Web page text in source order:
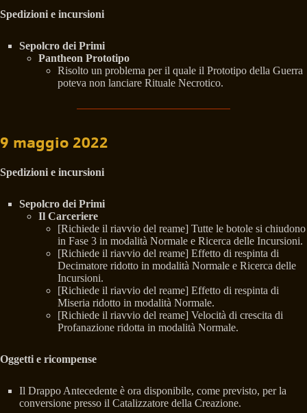
Spedizioni e incursioni
Sepolcro dei Primi
Pantheon Prototipo
Risolto un problema per il quale il Prototipo della Guerra
poteva non lanciare Rituale Necrotico.
9 maggio 2022
Spedizioni e incursioni
Sepolcro dei Primi
Il Carceriere
[Richiede il riavvio del reame] Tutte le botole si chiudono
in Fase 3 in modalità Normale e Ricerca delle Incursioni.
[Richiede il riavvio del reame] Effetto di respinta di
Decimatore ridotto in modalità Normale e Ricerca delle
Incursioni.
[Richiede il riavvio del reame] Effetto di respinta di
Miseria ridotto in modalità Normale.
[Richiede il riavvio del reame] Velocità di crescita di
Profanazione ridotta in modalità Normale.
Oggetti e ricompense
Il Drappo Antecedente è ora disponibile, come previsto, per la
conversione presso il Catalizzatore della Creazione.